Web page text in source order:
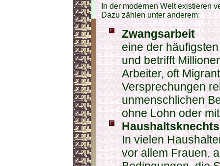
In der modernen Welt existieren
Dazu zählen unter anderem:
Zwangsarbeit
eine der
und betrifft
Arbeiter, oft
Versprechungen
unmenschlichen
ohne Lohn oder
In vielen
vor allem Frauen,